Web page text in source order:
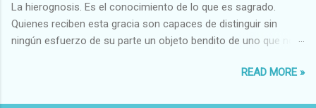
Armonioso-Inarmonioso 4 RELIGIOSOS Santo-Pr...
La hierognosis. Es el conocimiento de lo que es sagrado.
Quienes reciben esta gracia son capaces de distinguir sin
ningún esfuerzo de su parte un objeto bendito de uno que no
READ MORE »